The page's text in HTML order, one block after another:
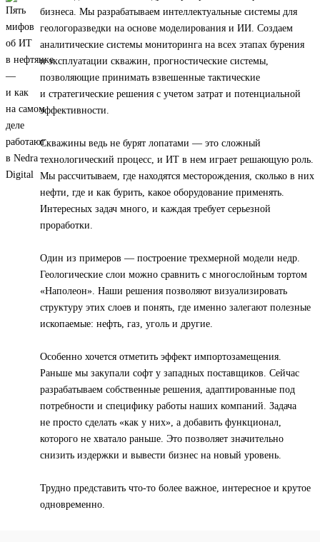
бизнеса. Мы разрабатываем интеллектуальные системы для
геологоразведки на основе моделирования и ИИ. Создаем
аналитические системы мониторинга на всех этапах бурения
и эксплуатации скважин, прогностические системы,
позволяющие принимать взвешенные тактические
и стратегические решения с учетом затрат и потенциальной
эффективности.
Скважины ведь не бурят лопатами — это сложный
технологический процесс, и ИТ в нем играет решающую роль.
Мы рассчитываем, где находятся месторождения, сколько в них
нефти, где и как бурить, какое оборудование применять.
Интересных задач много, и каждая требует серьезной
проработки.
Один из примеров — построение трехмерной модели недр.
Геологические слои можно сравнить с многослойным тортом
«Наполеон». Наши решения позволяют визуализировать
структуру этих слоев и понять, где именно залегают полезные
ископаемые: нефть, газ, уголь и другие.
Особенно хочется отметить эффект импортозамещения.
Раньше мы закупали софт у западных поставщиков. Сейчас
разрабатываем собственные решения, адаптированные под
потребности и специфику работы наших компаний. Задача
не просто сделать «как у них», а добавить функционал,
которого не хватало раньше. Это позволяет значительно
снизить издержки и вывести бизнес на новый уровень.
Трудно представить что-то более важное, интересное и крутое
одновременно.